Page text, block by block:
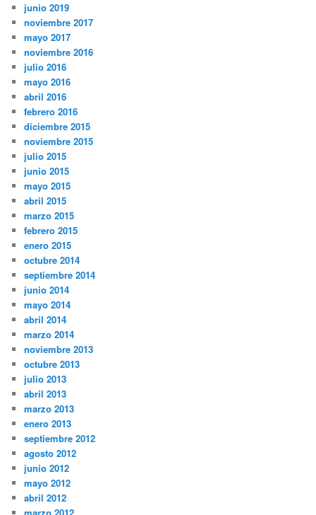
junio 2019
noviembre 2017
mayo 2017
noviembre 2016
julio 2016
mayo 2016
abril 2016
febrero 2016
diciembre 2015
noviembre 2015
julio 2015
junio 2015
mayo 2015
abril 2015
marzo 2015
febrero 2015
enero 2015
octubre 2014
septiembre 2014
junio 2014
mayo 2014
abril 2014
marzo 2014
noviembre 2013
octubre 2013
julio 2013
abril 2013
marzo 2013
enero 2013
septiembre 2012
agosto 2012
junio 2012
mayo 2012
abril 2012